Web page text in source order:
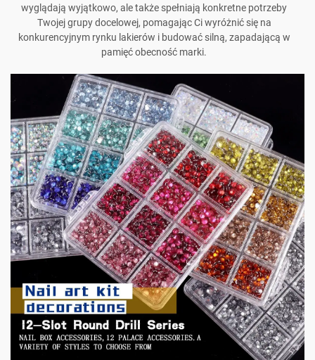
wyglądają wyjątkowo, ale także spełniają konkretne potrzeby
Twojej grupy docelowej, pomagając Ci wyróżnić się na
konkurencyjnym rynku lakierów i budować silną, zapadającą w
pamięć obecność marki.